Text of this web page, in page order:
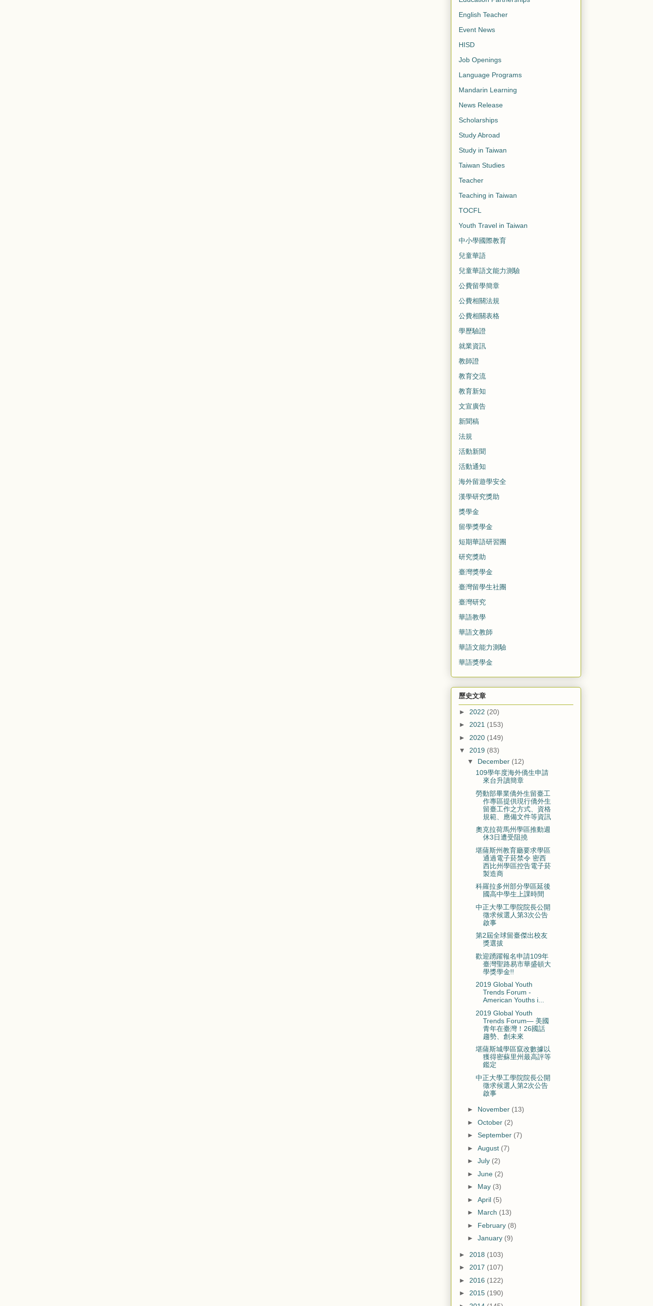
English Teacher
Event News
HISD
Job Openings
Language Programs
Mandarin Learning
News Release
Scholarships
Study Abroad
Study in Taiwan
Taiwan Studies
Teacher
Teaching in Taiwan
TOCFL
Youth Travel in Taiwan
中小學國際教育
兒童華語
兒童華語文能力測驗
公費留學簡章
公費相關法規
公費相關表格
學歷驗證
就業資訊
教師證
教育交流
教育新知
文宣廣告
新聞稿
法規
活動新聞
活動通知
海外留遊學安全
漢學研究獎助
獎學金
留學獎學金
短期華語研習團
研究獎助
臺灣獎學金
臺灣留學生社團
臺灣研究
華語教學
華語文教師
華語文能力測驗
華語獎學金
歷史文章
► 2022 (20)
► 2021 (153)
► 2020 (149)
▼ 2019 (83)
▼ December (12)
109學年度海外僑生申請
來台升讀簡章
勞動部畢業僑外生留臺工
作專區提供現行僑外生
留臺工作之方式、資格
規範、應備文件等資訊
奧克拉荷馬州學區推動週
休3日遭受阻撓
堪薩斯州教育廳要求學區
通過電子菸禁令 密西
西比州學區控告電子菸
製造商
科羅拉多州部分學區延後
國高中學生上課時間
中正大學工學院院長公開
徵求候選人第3次公告
啟事
第2屆全球留臺傑出校友
獎選拔
歡迎踴躍報名申請109年
臺灣聖路易市華盛頓大
學獎學金!!
2019 Global Youth
Trends Forum -
American Youths i...
2019 Global Youth
Trends Forum— 美國
青年在臺灣！26國話
趨勢、創未來
堪薩斯城學區竄改數據以
獲得密蘇里州最高評等
鑑定
中正大學工學院院長公開
徵求候選人第2次公告
啟事
► November (13)
► October (2)
► September (7)
► August (7)
► July (2)
► June (2)
► May (3)
► April (5)
► March (13)
► February (8)
► January (9)
► 2018 (103)
► 2017 (107)
► 2016 (122)
► 2015 (190)